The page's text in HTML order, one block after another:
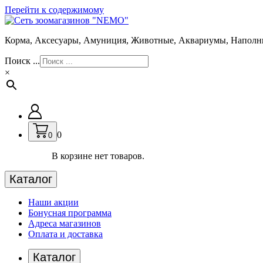
Перейти к содержимому
Корма, Аксесуары, Амуниция, Животные, Аквариумы,
Поиск ...
×
0 0
В корзине нет товаров.
Каталог
Наши акции
Бонусная программа
Адреса магазинов
Оплата и доставка
Каталог